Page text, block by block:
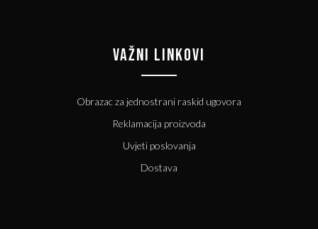
VAŽNI LINKOVI
Obrazac za jednostrani raskid ugovora
Reklamacija proizvoda
Uvjeti poslovanja
Dostava